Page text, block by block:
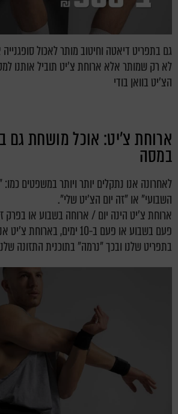
גם בתפריט דיאטה וחיטוב מותר לאכול
לא רק שמותר אלא ארוחת צ'יט תוביל אותנו
הצ'יט בוואן בודי
ארוחת צ'יט: אוכל מושחת גם
במסה
לאחרונה אנו נתקלים יותר ויותר במשפטים
השבועי" או "זה יום הצ'יט שלי".
ארוחת צ'יט הינה יום / ארוחה בשבוע או בפרק
פעם בשבוע או פעם ב-10 ימים,
בתפריט שלנו ובכך "נרמה" בתוכנית התזונה